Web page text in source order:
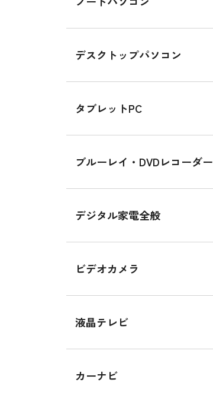
デスクトップパソコン
タブレットPC
ブルーレイ・DVDレコーダー
デジタル家電全般
ビデオカメラ
液晶テレビ
カーナビ